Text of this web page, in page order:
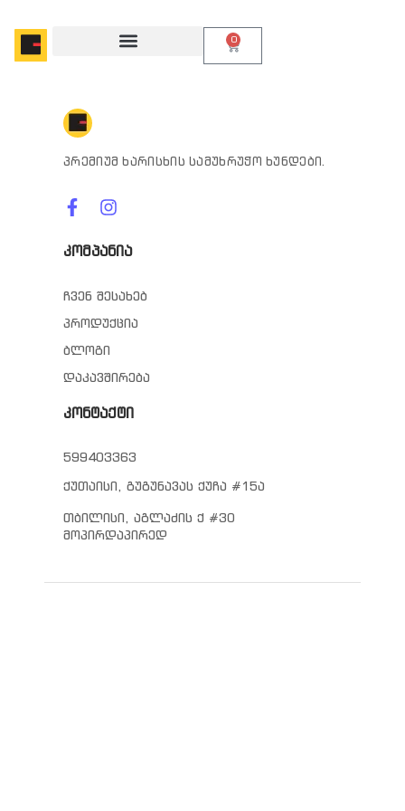
0
პრემიუმ ხარისხის სამუხრუჭო ხუნდები.
კომპანია
ჩვენ შესახებ
პროდუქცია
ბლოგი
დაკავშირება
კონტაქტი
599403363
ქუთაისი, გუგუნავას ქუჩა #15ა
თბილისი, აგლაძის ქ #30
მოპირდაპირედ